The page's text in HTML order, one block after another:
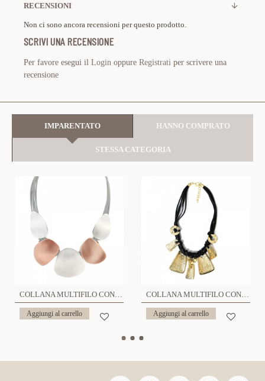
RECENSIONI
Non ci sono ancora recensioni per questo prodotto.
SCRIVI UNA RECENSIONE
Per favore esegui il Login oppure Registrati per scrivere una
recensione
IMPARENTATO HANNO COMPRATO
STESSA CATEGORIA
COLLANA MULTIFILO CON CIOTTOLI PIATTI SATINATI BICOLORE – SW812171096E63
Aggiungi al carrello
COLLANA MULTIFILO CON CIONDOLI MARTELLATI GEOMETRICI – NY241904B902
Aggiungi al carrello